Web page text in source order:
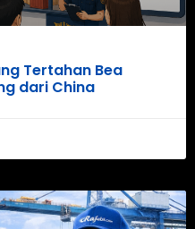
Tertahan Bea
dari China